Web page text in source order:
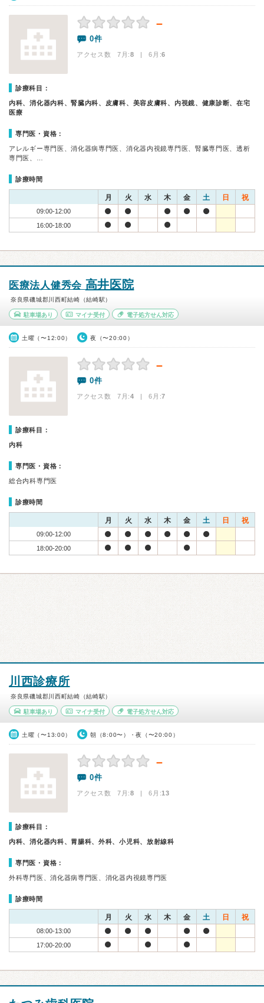
－
0件
アクセス数 7月:8 | 6月:6
診療科目：
内科、消化器内科、腎臓内科、皮膚科、美容皮膚科、内視鏡、健康診断、在宅
医療
専門医・資格：
アレルギー専門医、消化器病専門医、消化器内視鏡専門医、腎臓専門医、透析
専門医、…
診療時間
月 火 水 木 金 土 日 祝
09:00-12:00
16:00-18:00
医療法人健秀会 高井医院
奈良県磯城郡川西町結崎（結崎駅）
駐車場あり マイナ受付 電子処方せん対応
土曜（〜12:00） 夜（〜20:00）
－
0件
アクセス数 7月:4 | 6月:7
診療科目：
内科
専門医・資格：
総合内科専門医
診療時間
月 火 水 木 金 土 日 祝
09:00-12:00
18:00-20:00
川西診療所
奈良県磯城郡川西町結崎（結崎駅）
駐車場あり マイナ受付 電子処方せん対応
土曜（〜13:00） 朝（8:00〜）・夜（〜20:00）
－
0件
アクセス数 7月:8 | 6月:13
診療科目：
内科、消化器内科、胃腸科、外科、小児科、放射線科
専門医・資格：
外科専門医、消化器病専門医、消化器内視鏡専門医
診療時間
月 火 水 木 金 土 日 祝
08:00-13:00
17:00-20:00